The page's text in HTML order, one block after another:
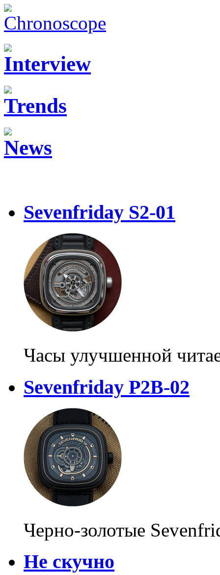
Sevenfriday S2-01
Часы улучшенной
Sevenfriday P2B-02
Черно-золотые
Не скучно